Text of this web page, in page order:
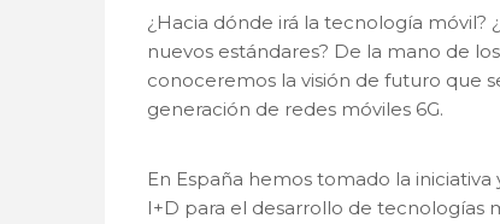
¿Hacia dónde irá la tecnología
nuevos estándares? De la mano de
conoceremos la visión de futuro que
generación de redes móviles 6G.
En España hemos tomado la
I+D para el desarrollo de tecnologías